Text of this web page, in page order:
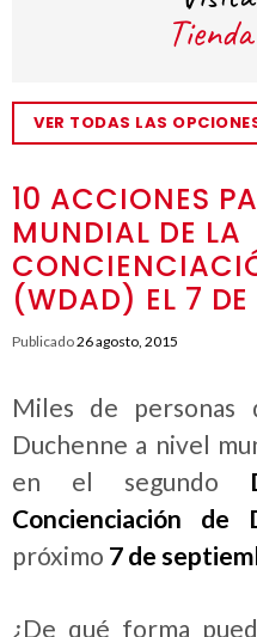
10 ACCIONES
MUNDIAL DE LA
(WDAD) EL 7 DE
Publicado26 agosto, 2015
Miles de personas
Duchenne a nivel
en el segundo
Concienciación de
próximo 7 de
¿De qué forma
VER TODAS LAS